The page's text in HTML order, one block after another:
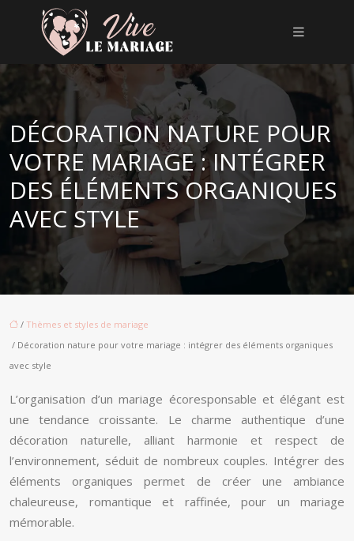
DÉCORATION NATURE POUR
VOTRE MARIAGE : INTÉGRER
DES ÉLÉMENTS ORGANIQUES
AVEC STYLE
/ Thèmes et styles de mariage
/ Décoration nature pour votre mariage : intégrer des éléments organiques
avec style
L’organisation d’un mariage écoresponsable et élégant est
une tendance croissante. Le charme authentique d’une
décoration naturelle, alliant harmonie et respect de
l’environnement, séduit de nombreux couples. Intégrer des
éléments organiques permet de créer une ambiance
chaleureuse, romantique et raffinée, pour un mariage
mémorable.